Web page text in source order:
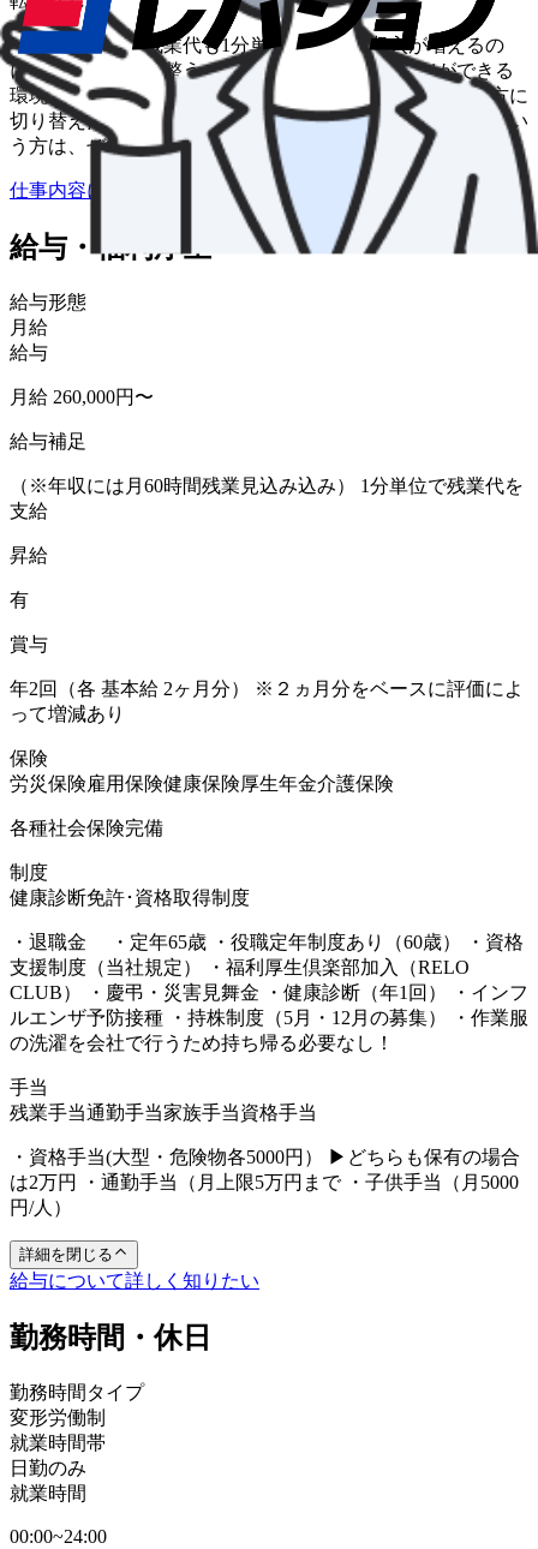
夜勤一切無し、残業代も1分単位で支給。 収入が増えるの
に、生活リズムも整う―― そんな｢いいとこどり｣ができる
環境！ ｢夜勤ばかりの生活を変えたい｣ ｢週末休みの働き方に
切り替えたい｣ ｢2024年問題で稼げなくなって困ってる｣ とい
う方は、ぜひ最後までご覧ください。
仕事内容について詳しく知りたい
給与・福利厚生
給与形態
月給
給与
月給 260,000円〜
給与補足
（※年収には月60時間残業見込み込み） 1分単位で残業代を
支給
昇給
有
賞与
年2回（各 基本給 2ヶ月分） ※２ヵ月分をベースに評価によ
って増減あり
保険
労災保険雇用保険健康保険厚生年金介護保険
各種社会保険完備
制度
健康診断免許･資格取得制度
・退職金 ・定年65歳 ・役職定年制度あり（60歳） ・資格
支援制度（当社規定） ・福利厚生倶楽部加入（RELO
CLUB） ・慶弔・災害見舞金 ・健康診断（年1回） ・インフ
ルエンザ予防接種 ・持株制度（5月・12月の募集） ・作業服
の洗濯を会社で行うため持ち帰る必要なし！
手当
残業手当通勤手当家族手当資格手当
・資格手当(大型・危険物各5000円） ▶どちらも保有の場合
は2万円 ・通勤手当（月上限5万円まで ・子供手当（月5000
円/人）
詳細を閉じる
給与について詳しく知りたい
勤務時間・休日
勤務時間タイプ
変形労働制
就業時間帯
日勤のみ
就業時間
00:00~24:00